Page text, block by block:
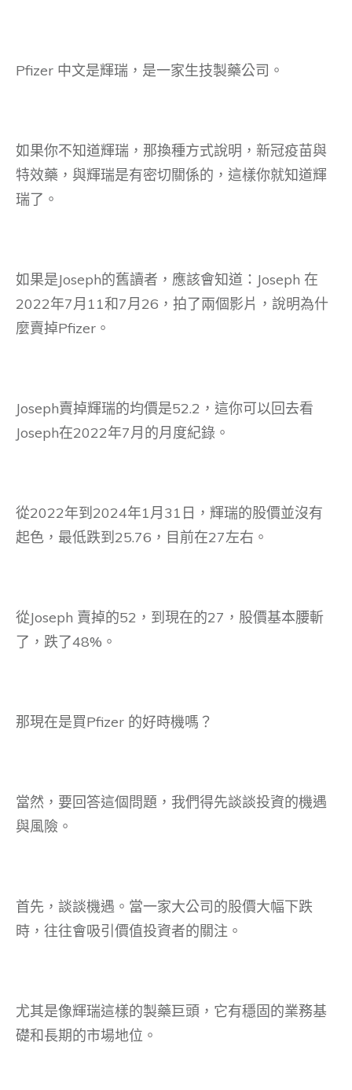
Pfizer 中文是輝瑞，是一家生技製藥公司。
如果你不知道輝瑞，那換種方式說明，新冠疫苗與
特效藥，與輝瑞是有密切關係的，這樣你就知道輝
瑞了。
如果是Joseph的舊讀者，應該會知道：Joseph 在
2022年7月11和7月26，拍了兩個影片，說明為什
麼賣掉Pfizer。
Joseph賣掉輝瑞的均價是52.2，這你可以回去看
Joseph在2022年7月的月度紀錄。
從2022年到2024年1月31日，輝瑞的股價並沒有
起色，最低跌到25.76，目前在27左右。
從Joseph 賣掉的52，到現在的27，股價基本腰斬
了，跌了48%。
那現在是買Pfizer 的好時機嗎？
當然，要回答這個問題，我們得先談談投資的機遇
與風險。
首先，談談機遇。當一家大公司的股價大幅下跌
時，往往會吸引價值投資者的關注。
尤其是像輝瑞這樣的製藥巨頭，它有穩固的業務基
礎和長期的市場地位。